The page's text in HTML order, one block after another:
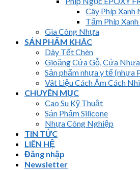
Cây Phíp Xanh
Tấm Phíp
Gia Công Nhựa
SẢN PHẨM KHÁC
Dây Tết Chèn
Gioăng Cửa Gỗ, Cửa
Sản phẩm nhựa y tế (nhựa
Vât Liệu Cách Âm Cách
CHUYÊN MỤC
Cao Su Kỹ Thuật
Sản Phẩm Silicone
Nhựa Công Nghiệp
TIN TỨC
LIÊN HỆ
Đăng nhập
Newsletter